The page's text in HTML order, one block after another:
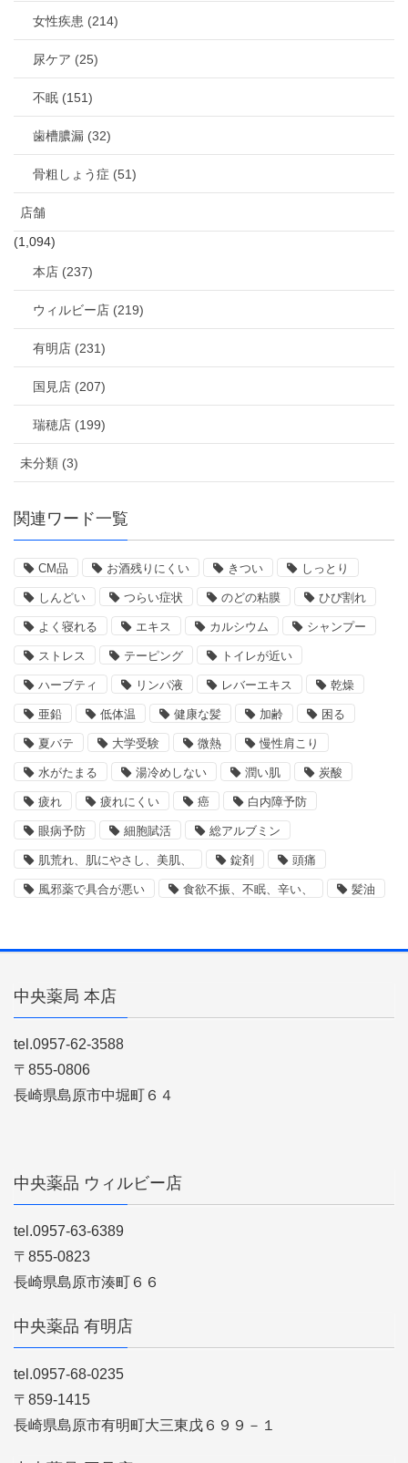
女性疾患 (214)
尿ケア (25)
不眠 (151)
歯槽膿漏 (32)
骨粗しょう症 (51)
店舗
(1,094)
本店 (237)
ウィルビー店 (219)
有明店 (231)
国見店 (207)
瑞穂店 (199)
未分類 (3)
関連ワード一覧
CM品 お酒残りにくい きつい しっとり
しんどい つらい症状 のどの粘膜 ひび割れ
よく寝れる エキス カルシウム シャンプー
ストレス テーピング トイレが近い
ハーブティ リンパ液 レバーエキス 乾燥
亜鉛 低体温 健康な髪 加齢 困る
夏バテ 大学受験 微熱 慢性肩こり
水がたまる 湯冷めしない 潤い肌 炭酸
疲れ 疲れにくい 癌 白内障予防
眼病予防 細胞賦活 総アルブミン
肌荒れ、肌にやさし、美肌、 錠剤 頭痛
風邪薬で具合が悪い 食欲不振、不眠、辛い、 髪油
中央薬局 本店
tel.0957-62-3588
〒855-0806
長崎県島原市中堀町６４
中央薬品 ウィルビー店
tel.0957-63-6389
〒855-0823
長崎県島原市湊町６６
中央薬品 有明店
tel.0957-68-0235
〒859-1415
長崎県島原市有明町大三東戊６９９－１